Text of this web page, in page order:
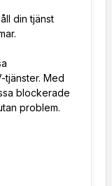
din tjänst
tjänster. Med
blockerade
problem.